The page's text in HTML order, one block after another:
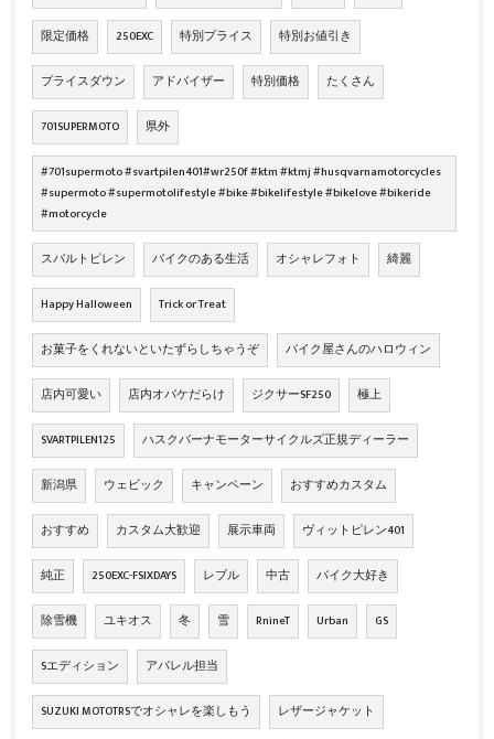
限定価格 250EXC 特別プライス 特別お値引き
プライスダウン アドバイザー 特別価格 たくさん
701SUPERMOTO 県外
#701supermoto #svartpilen401#wr250f #ktm #ktmj #husqvarnamotorcycles
#supermoto #supermotolifestyle #bike #bikelifestyle #bikelove #bikeride
#motorcycle
スバルトピレン バイクのある生活 オシャレフォト 綺麗
Happy Halloween Trick or Treat
お菓子をくれないといたずらしちゃうぞ バイク屋さんのハロウィン
店内可愛い 店内オバケだらけ ジクサーSF250 極上
SVARTPILEN125 ハスクバーナモーターサイクルズ正規ディーラー
新潟県 ウェビック キャンペーン おすすめカスタム
おすすめ カスタム大歓迎 展示車両 ヴィットピレン401
純正 250EXC-FSIXDAYS レブル 中古 バイク大好き
除雪機 ユキオス 冬 雪 RnineT Urban GS
Sエディション アパレル担当
SUZUKI MOTOTRSでオシャレを楽しもう レザージャケット